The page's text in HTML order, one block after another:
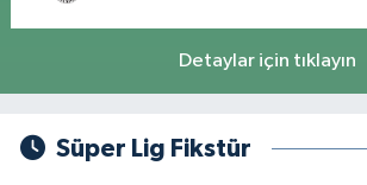
Detaylar için tıklayın
Süper Lig Fikstür